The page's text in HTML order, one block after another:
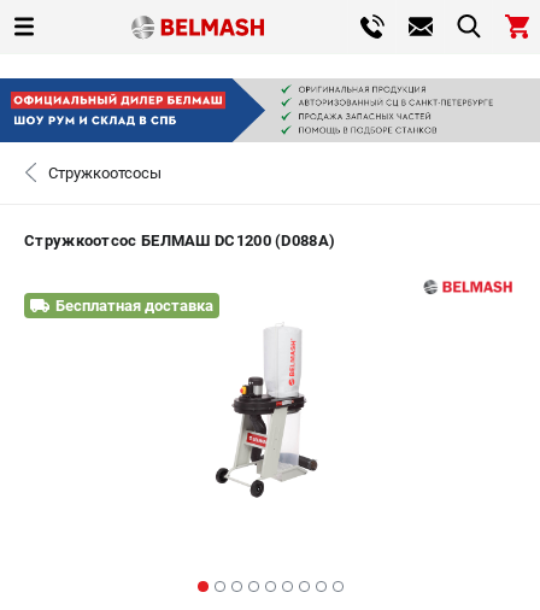
ВХОД ИЛИ РЕГИСТРАЦИЯ
САНКТ-ПЕТЕРБУРГ
0
Стружкоотсосы
Стружкоотсос БЕЛМАШ DC1200 (D088A)
Бесплатная доставка